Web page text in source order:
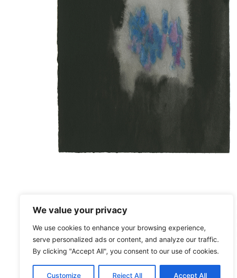
We value your privacy
We use cookies to enhance your browsing experience,
serve personalized ads or content, and analyze our traffic.
By clicking "Accept All", you consent to our use of cookies.
Customize Reject All Accept All